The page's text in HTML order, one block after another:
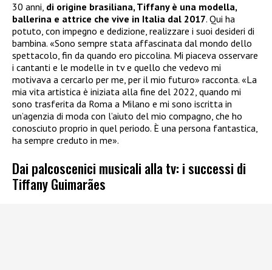
30 anni, di origine brasiliana, Tiffany è una modella,
ballerina e attrice che vive in Italia dal 2017. Qui ha
potuto, con impegno e dedizione, realizzare i suoi desideri di
bambina. «Sono sempre stata affascinata dal mondo dello
spettacolo, fin da quando ero piccolina. Mi piaceva osservare
i cantanti e le modelle in tv e quello che vedevo mi
motivava a cercarlo per me, per il mio futuro» racconta. «La
mia vita artistica è iniziata alla fine del 2022, quando mi
sono trasferita da Roma a Milano e mi sono iscritta in
un’agenzia di moda con l’aiuto del mio compagno, che ho
conosciuto proprio in quel periodo. È una persona fantastica,
ha sempre creduto in me».
Dai palcoscenici musicali alla tv: i successi di
Tiffany Guimarães